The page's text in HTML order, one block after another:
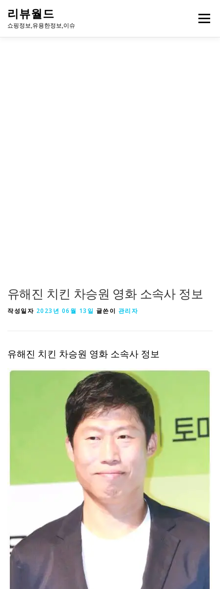
리뷰월드
쇼핑정보,유용한정보,이슈
메뉴
유해진 치킨 차승원 영화 소속사 정보
작성일자 2023년 06월 13일 글쓴이 관리자
유해진 치킨 차승원 영화 소속사 정보